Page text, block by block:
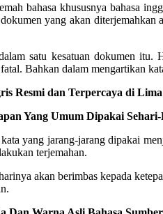
bahasa khususnya bahasa
yang akan diterjemahkan
satu kesatuan dokumen
Bahkan dalam mengartikan
Resmi dan Terpercaya di
Yang Umum Dipakai
yang jarang-jarang dipakai
terjemahan.
akan berimbas kepada